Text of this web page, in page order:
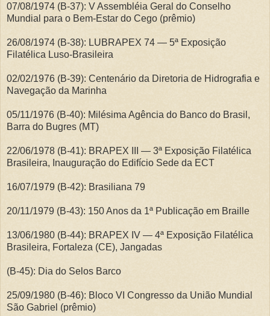
07/08/1974 (B-37): V Assembléia Geral do Conselho
Mundial para o Bem-Estar do Cego (prêmio)
26/08/1974 (B-38): LUBRAPEX 74 — 5ª Exposição
Filatélica Luso-Brasileira
02/02/1976 (B-39): Centenário da Diretoria de Hidrografia e
Navegação da Marinha
05/11/1976 (B-40): Milésima Agência do Banco do Brasil,
Barra do Bugres (MT)
22/06/1978 (B-41): BRAPEX III — 3ª Exposição Filatélica
Brasileira, Inauguração do Edifício Sede da ECT
16/07/1979 (B-42): Brasiliana 79
20/11/1979 (B-43): 150 Anos da 1ª Publicação em Braille
13/06/1980 (B-44): BRAPEX IV — 4ª Exposição Filatélica
Brasileira, Fortaleza (CE), Jangadas
(B-45): Dia do Selos Barco
25/09/1980 (B-46): Bloco VI Congresso da União Mundial
São Gabriel (prêmio)